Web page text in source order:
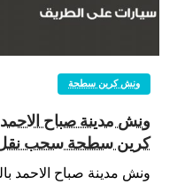
ونش كرين سطحة
كرين سطحة سحب نقل
ونش مدينة صباح الاحمد